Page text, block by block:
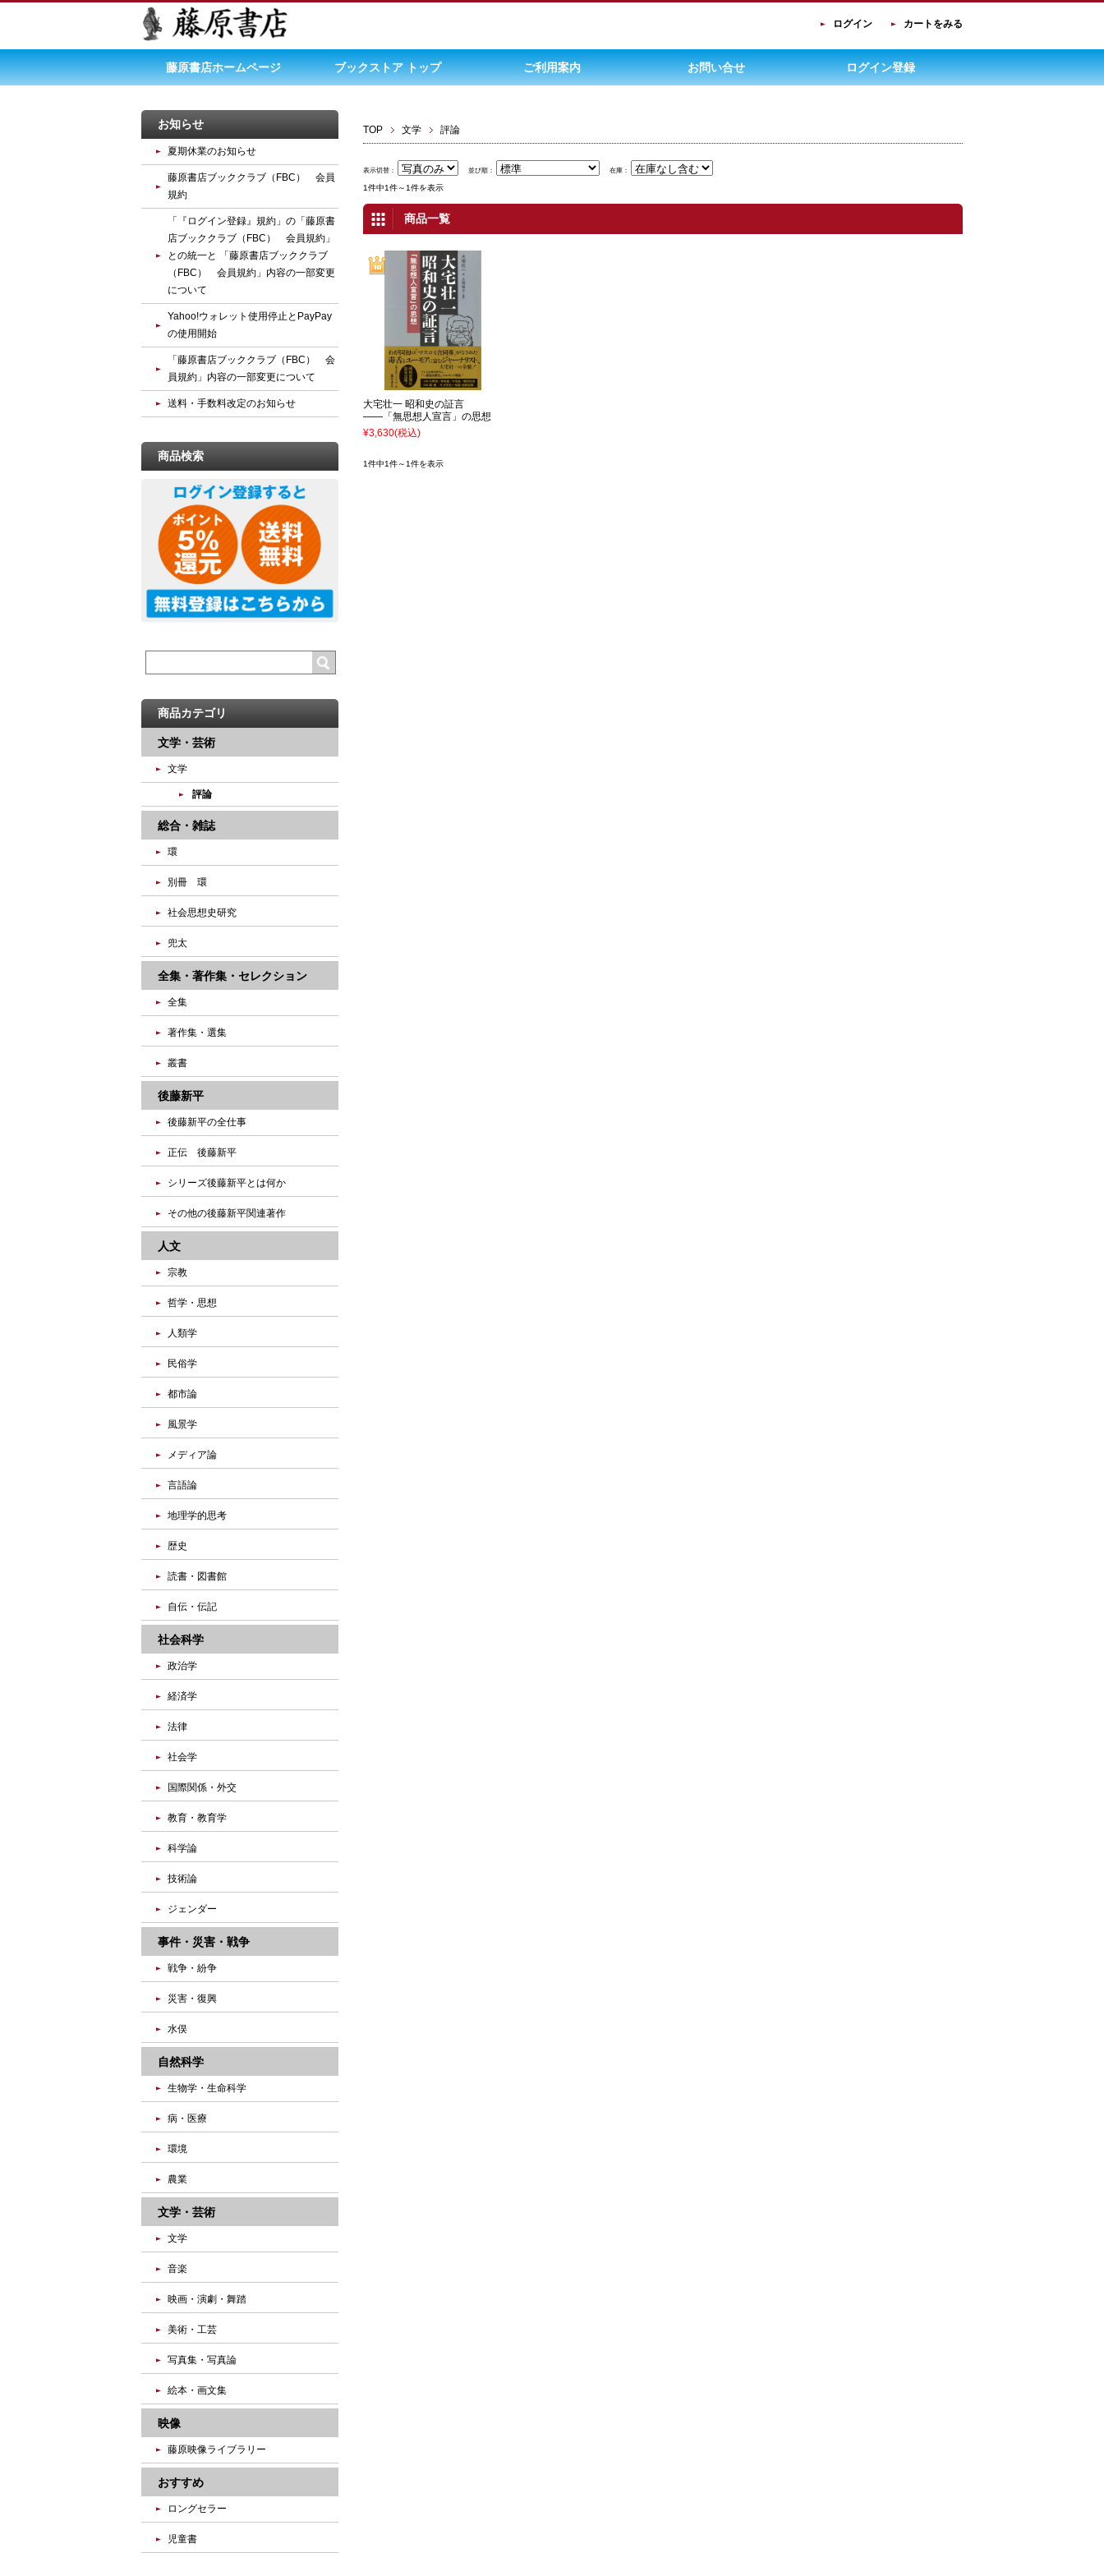
ログイン カートをみる
藤原書店ホームページ ブックストア トップ ご利用案内 お問い合せ ログイン登録
TOP 文学 評論
表示切替： 並び順： 在庫：
1件中1件～1件を表示
商品一覧
大宅壮一 昭和史の証言
――「無思想人宣言」の思想
¥3,630(税込)
1件中1件～1件を表示
お知らせ
夏期休業のお知らせ
藤原書店ブッククラブ（FBC） 会員
規約
「『ログイン登録』規約」の「藤原書
店ブッククラブ（FBC） 会員規約」
との統一と 「藤原書店ブッククラブ
（FBC） 会員規約」内容の一部変更
について
Yahoo!ウォレット使用停止とPayPay
の使用開始
「藤原書店ブッククラブ（FBC） 会
員規約」内容の一部変更について
送料・手数料改定のお知らせ
商品検索
商品カテゴリ
文学・芸術
文学
評論
総合・雑誌
環
別冊 環
社会思想史研究
兜太
全集・著作集・セレクション
全集
著作集・選集
叢書
後藤新平
後藤新平の全仕事
正伝 後藤新平
シリーズ後藤新平とは何か
その他の後藤新平関連著作
人文
宗教
哲学・思想
人類学
民俗学
都市論
風景学
メディア論
言語論
地理学的思考
歴史
読書・図書館
自伝・伝記
社会科学
政治学
経済学
法律
社会学
国際関係・外交
教育・教育学
科学論
技術論
ジェンダー
事件・災害・戦争
戦争・紛争
災害・復興
水俣
自然科学
生物学・生命科学
病・医療
環境
農業
文学・芸術
文学
音楽
映画・演劇・舞踏
美術・工芸
写真集・写真論
絵本・画文集
映像
藤原映像ライブラリー
おすすめ
ロングセラー
児童書